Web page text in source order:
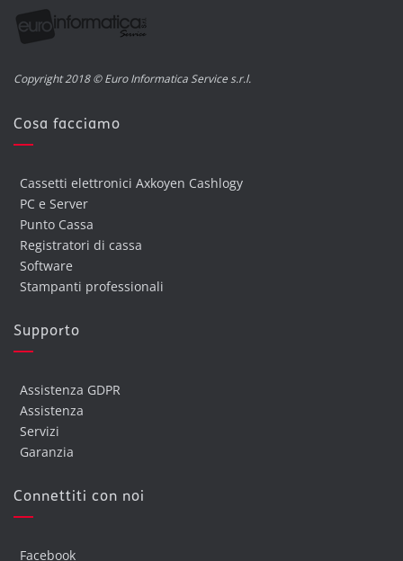
Copyright 2018 © Euro Informatica Service s.r.l.
Cosa facciamo
Cassetti elettronici Axkoyen Cashlogy
PC e Server
Punto Cassa
Registratori di cassa
Software
Stampanti professionali
Supporto
Assistenza GDPR
Assistenza
Servizi
Garanzia
Connettiti con noi
Facebook